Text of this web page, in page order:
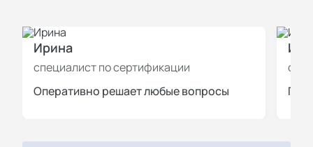
Ирина
специалист по сертификации
Оперативно решает любые вопросы